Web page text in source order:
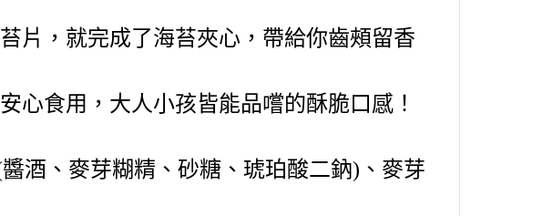
片，就完成了海苔夾心，帶給你齒頰留香
心食用，大人小孩皆能品嚐的酥脆口感！
酒、麥芽糊精、砂糖、琥珀酸二鈉)、麥芽